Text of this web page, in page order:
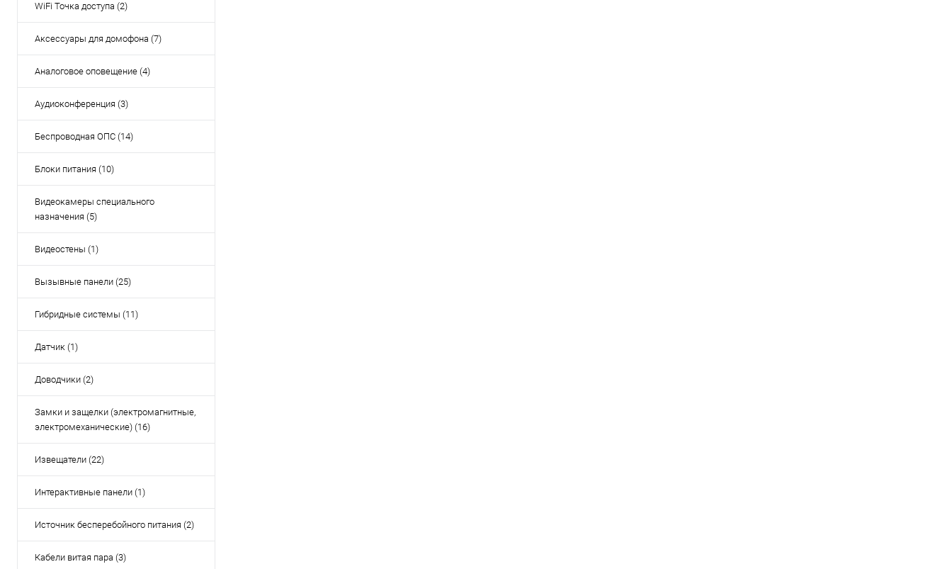
WiFi Точка доступа (2)
Аксессуары для домофона (7)
Аналоговое оповещение (4)
Аудиоконференция (3)
Беспроводная ОПС (14)
Блоки питания (10)
Видеокамеры специального
назначения (5)
Видеостены (1)
Вызывные панели (25)
Гибридные системы (11)
Датчик (1)
Доводчики (2)
Замки и защелки (электромагнитные,
электромеханические) (16)
Извещатели (22)
Интерактивные панели (1)
Источник бесперебойного питания (2)
Кабели витая пара (3)